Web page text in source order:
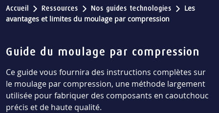
Accueil Ressources Nos guides technologies
Les
avantages et limites du moulage par compression
Guide du moulage par compression
Ce guide vous fournira des instructions complètes sur
le moulage par compression, une méthode largement
utilisée pour fabriquer des composants en caoutchouc
précis et de haute qualité.